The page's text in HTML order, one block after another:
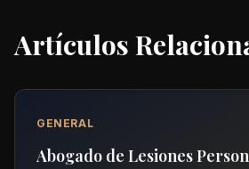
Artículos
GENERAL
Abogado de Lesiones